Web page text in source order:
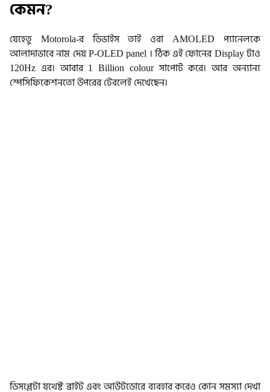
কেমন?
যেহেতু Motorola-র ডিভাইস তাই ওরা AMOLED প্যানেলকে
আলাদাভাবে নাম দেয় P-OLED panel । ঠিক এই ফোনের Display টাও
120Hz এর। আবার 1 Billion colour সাপোর্ট করে। আর অন্যান্য
স্পেসিফিকেশনতো উপরের টেবলেই দেখেছেন।
ডিসপ্লেটা যথেষ্ট ব্রাইট এবং আউটডোরে ব্যবহার করেও কোন সমস্যা দেখা